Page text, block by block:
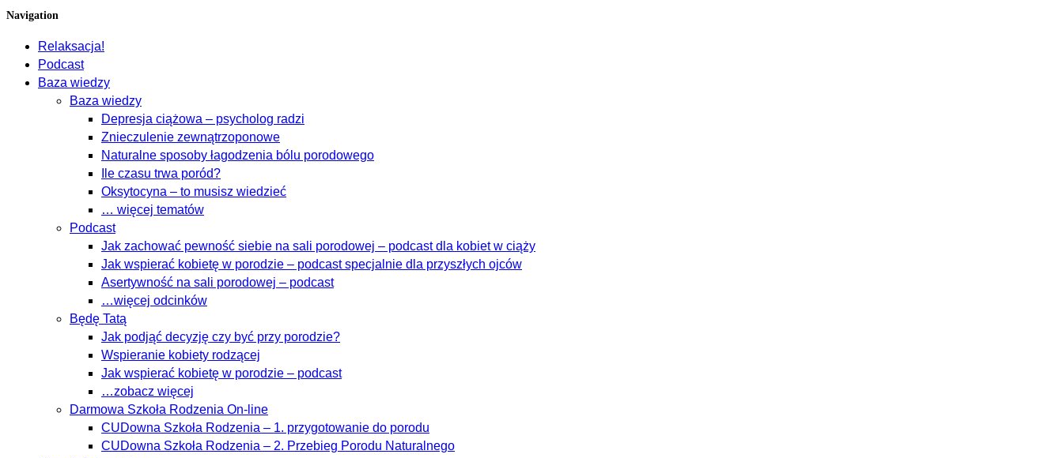
Navigation
Relaksacja!
Podcast
Baza wiedzy
Baza wiedzy
Depresja ciążowa – psycholog radzi
Znieczulenie zewnątrzoponowe
Naturalne sposoby łagodzenia bólu porodowego
Ile czasu trwa poród?
Oksytocyna – to musisz wiedzieć
… więcej tematów
Podcast
Jak zachować pewność siebie na sali porodowej – podcast dla kobiet w ciąży
Jak wspierać kobietę w porodzie – podcast specjalnie dla przyszłych ojców
Asertywność na sali porodowej – podcast
…więcej odcinków
Będę Tatą
Jak podjąć decyzję czy być przy porodzie?
Wspieranie kobiety rodzącej
Jak wspierać kobietę w porodzie – podcast
…zobacz więcej
Darmowa Szkoła Rodzenia On-line
CUDowna Szkoła Rodzenia – 1. przygotowanie do porodu
CUDowna Szkoła Rodzenia – 2. Przebieg Porodu Naturalnego